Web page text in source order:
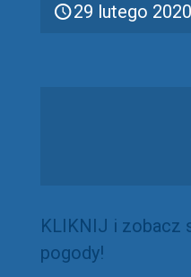
29 lutego 2020
KLIKNIJ i zobacz
pogody!